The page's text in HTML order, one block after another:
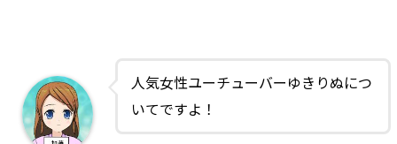
人気女性ユーチューバーゆきりぬにつ
いてですよ！